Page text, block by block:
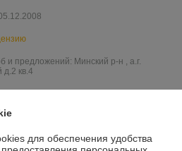
и предложений: Минский р-н , а.г.
кв.4
для обеспечения удобства